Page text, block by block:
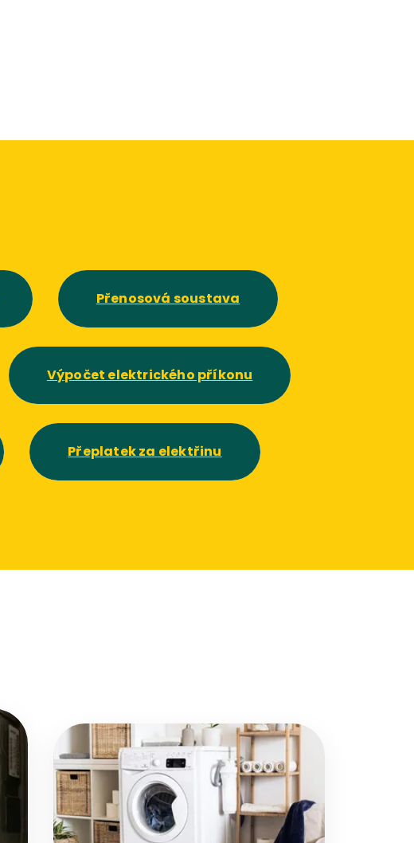
Přenosová soustava
Výpočet elektrického příkonu
Přeplatek za elektřinu
Přejít na detail článku